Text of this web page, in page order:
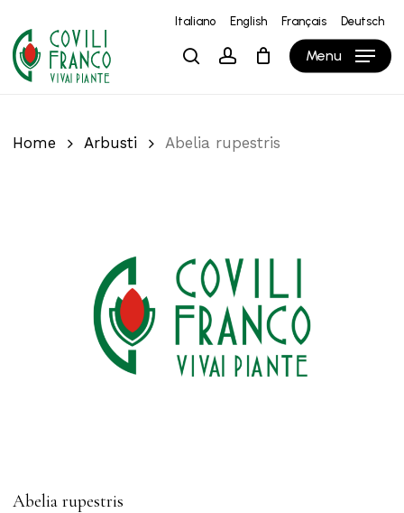
main
content
Italiano English Français Deutsch
searchaccount Menu
Carrello Close
Cart
Home Arbusti Abelia rupestris
Abelia rupestris